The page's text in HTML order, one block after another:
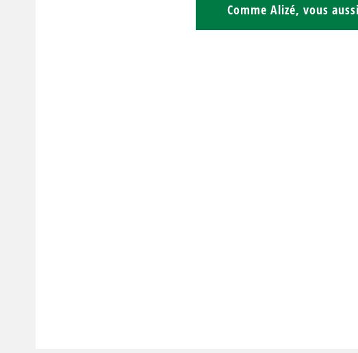
Comme Alizé, vous